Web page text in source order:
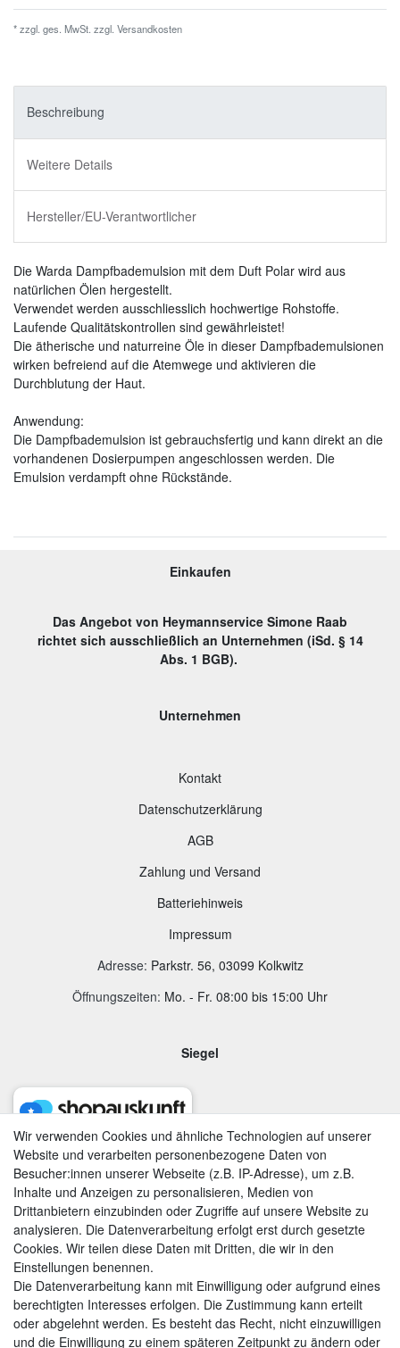
* zzgl. ges. MwSt. zzgl. Versandkosten
Beschreibung
Weitere Details
Hersteller/EU-Verantwortlicher
Die Warda Dampfbademulsion mit dem Duft Polar wird aus
natürlichen Ölen hergestellt.
Verwendet werden ausschliesslich hochwertige Rohstoffe.
Laufende Qualitätskontrollen sind gewährleistet!
Die ätherische und naturreine Öle in dieser Dampfbademulsionen
wirken befreiend auf die Atemwege und aktivieren die
Durchblutung der Haut.
Anwendung:
Die Dampfbademulsion ist gebrauchsfertig und kann direkt an die
vorhandenen Dosierpumpen angeschlossen werden. Die
Emulsion verdampft ohne Rückstände.
Einkaufen
Das Angebot von Heymannservice Simone Raab
richtet sich ausschließlich an Unternehmen (iSd. § 14
Abs. 1 BGB).
Unternehmen
Kontakt
Datenschutzerklärung
AGB
Zahlung und Versand
Batteriehinweis
Impressum
Adresse: Parkstr. 56, 03099 Kolkwitz
Öffnungszeiten: Mo. - Fr. 08:00 bis 15:00 Uhr
Siegel
AGB | Widerrufsrecht | Datenschutzerklärung | Impressum
Wir verwenden Cookies und ähnliche Technologien auf unserer
Website und verarbeiten personenbezogene Daten von
Besucher:innen unserer Webseite (z.B. IP-Adresse), um z.B.
Inhalte und Anzeigen zu personalisieren, Medien von
Drittanbietern einzubinden oder Zugriffe auf unsere Website zu
analysieren. Die Datenverarbeitung erfolgt erst durch gesetzte
Cookies. Wir teilen diese Daten mit Dritten, die wir in den
Einstellungen benennen.
Die Datenverarbeitung kann mit Einwilligung oder aufgrund eines
berechtigten Interesses erfolgen. Die Zustimmung kann erteilt
oder abgelehnt werden. Es besteht das Recht, nicht einzuwilligen
und die Einwilligung zu einem späteren Zeitpunkt zu ändern oder